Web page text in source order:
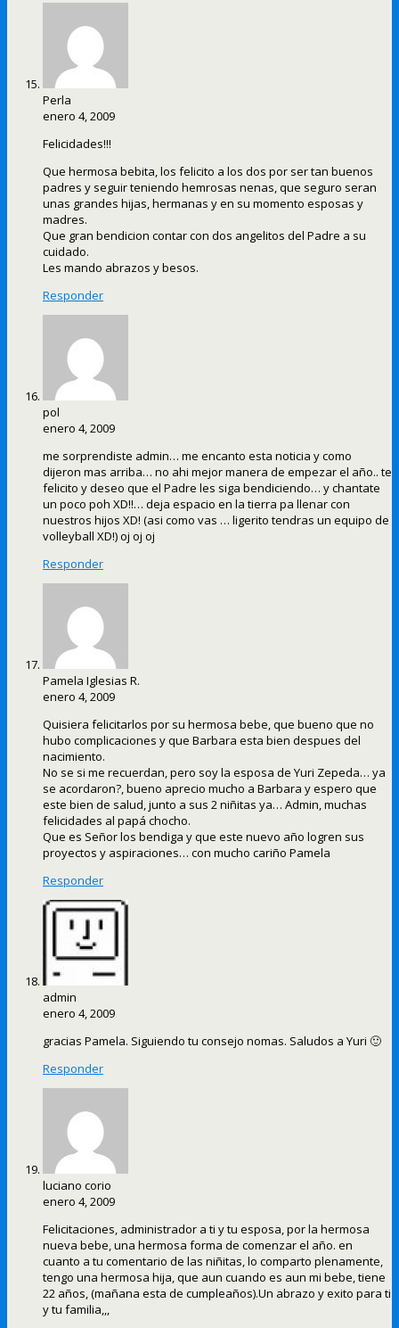
Perla
enero 4, 2009
Felicidades!!!
Que hermosa bebita, los felicito a los dos por ser tan buenos
padres y seguir teniendo hemrosas nenas, que seguro seran
unas grandes hijas, hermanas y en su momento esposas y
madres.
Que gran bendicion contar con dos angelitos del Padre a su
cuidado.
Les mando abrazos y besos.
Responder
pol
enero 4, 2009
me sorprendiste admin… me encanto esta noticia y como
dijeron mas arriba… no ahi mejor manera de empezar el año.. te
felicito y deseo que el Padre les siga bendiciendo… y chantate
un poco poh XD!!… deja espacio en la tierra pa llenar con
nuestros hijos XD! (asi como vas … ligerito tendras un equipo de
volleyball XD!) oj oj oj
Responder
Pamela Iglesias R.
enero 4, 2009
Quisiera felicitarlos por su hermosa bebe, que bueno que no
hubo complicaciones y que Barbara esta bien despues del
nacimiento.
No se si me recuerdan, pero soy la esposa de Yuri Zepeda… ya
se acordaron?, bueno aprecio mucho a Barbara y espero que
este bien de salud, junto a sus 2 niñitas ya… Admin, muchas
felicidades al papá chocho.
Que es Señor los bendiga y que este nuevo año logren sus
proyectos y aspiraciones… con mucho cariño Pamela
Responder
admin
enero 4, 2009
gracias Pamela. Siguiendo tu consejo nomas. Saludos a Yuri 🙂
Responder
luciano corio
enero 4, 2009
Felicitaciones, administrador a ti y tu esposa, por la hermosa
nueva bebe, una hermosa forma de comenzar el año. en
cuanto a tu comentario de las niñitas, lo comparto plenamente,
tengo una hermosa hija, que aun cuando es aun mi bebe, tiene
22 años, (mañana esta de cumpleaños).Un abrazo y exito para ti
y tu familia,,,